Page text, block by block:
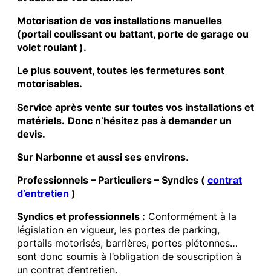
Motorisation de vos installations manuelles
(portail coulissant ou battant, porte de garage ou
volet roulant ).
Le plus souvent, toutes les fermetures sont
motorisables.
Service après vente sur toutes vos installations et
matériels. Donc n’hésitez pas à demander un
devis.
Sur Narbonne et aussi ses environs.
Professionnels – Particuliers – Syndics ( contrat
d’entretien )
Syndics et professionnels : Conformément à la
législation en vigueur, les portes de parking,
portails motorisés, barrières, portes piétonnes…
sont donc soumis à l’obligation de souscription à
un contrat d’entretien.